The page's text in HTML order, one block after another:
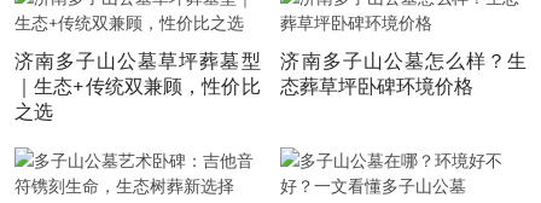
济南多子山公墓草坪葬墓型
｜生态+传统双兼顾，性价比
之选
济南多子山公墓怎么样？生
态葬草坪卧碑环境价格